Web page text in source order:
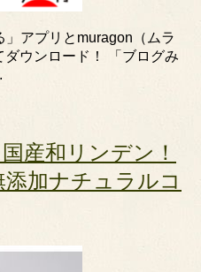
アプリとmuragon（ムラ
ウンロード！ 「ブログみ
産和リンデン！
加ナチュラルコ